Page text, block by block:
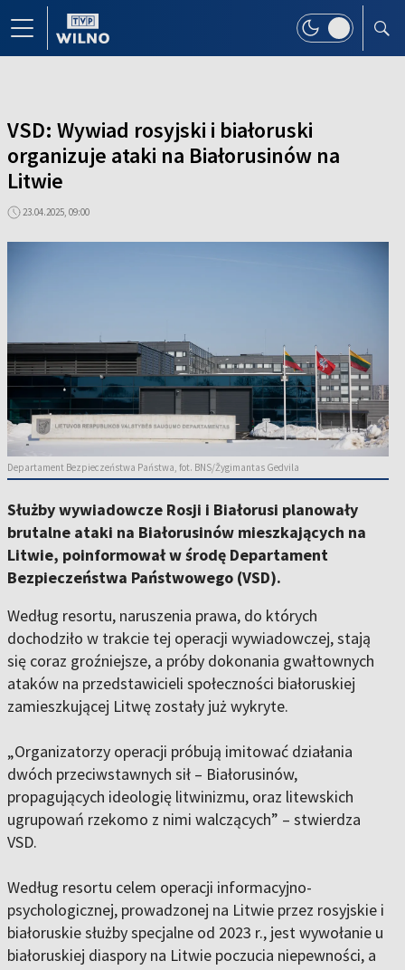
VSD: Wywiad rosyjski i białoruski
organizuje ataki na Białorusinów na
Litwie
23.04.2025, 09:00
Departament Bezpieczeństwa Państwa, fot. BNS/Žygimantas Gedvila
Służby wywiadowcze Rosji i Białorusi planowały
brutalne ataki na Białorusinów mieszkających na
Litwie, poinformował w środę Departament
Bezpieczeństwa Państwowego (VSD).
Według resortu, naruszenia prawa, do których
dochodziło w trakcie tej operacji wywiadowczej, stają
się coraz groźniejsze, a próby dokonania gwałtownych
ataków na przedstawicieli społeczności białoruskiej
zamieszkującej Litwę zostały już wykryte.
„Organizatorzy operacji próbują imitować działania
dwóch przeciwstawnych sił – Białorusinów,
propagujących ideologię litwinizmu, oraz litewskich
ugrupowań rzekomo z nimi walczących” – stwierdza
VSD.
Według resortu celem operacji informacyjno-
psychologicznej, prowadzonej na Litwie przez rosyjskie i
białoruskie służby specjalne od 2023 r., jest wywołanie u
białoruskiej diaspory na Litwie poczucia niepewności, a